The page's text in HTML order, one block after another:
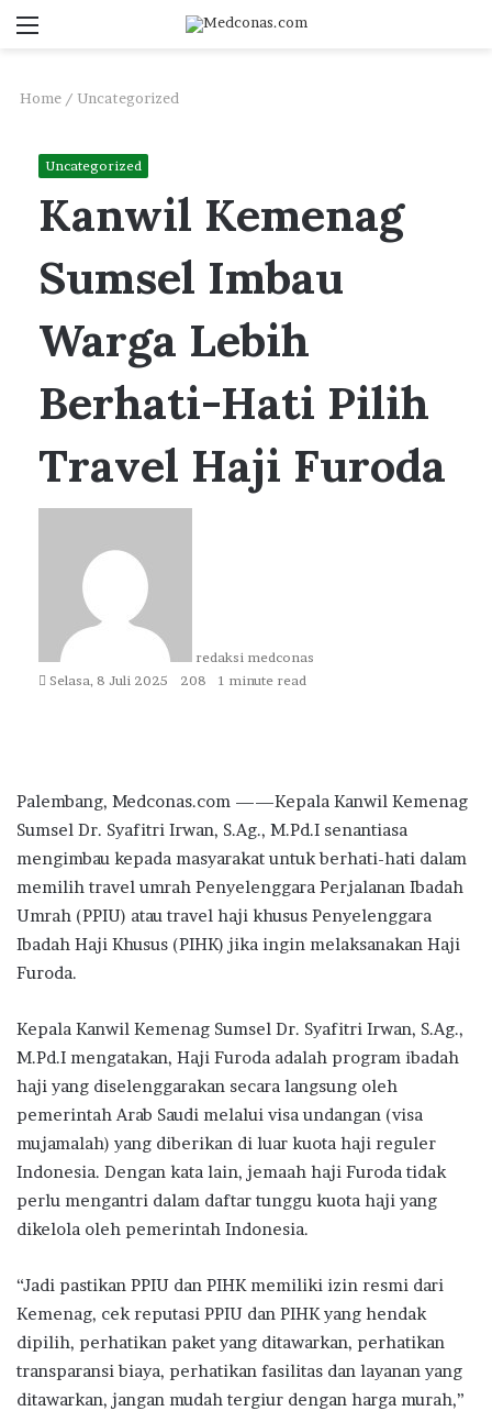
Menu
Home / Uncategorized
Uncategorized
Kanwil Kemenag
Sumsel Imbau
Warga Lebih
Berhati-Hati Pilih
Travel Haji Furoda
redaksi medconas
Selasa, 8 Juli 2025 208 1 minute read
Palembang, Medconas.com ——Kepala Kanwil Kemenag
Sumsel Dr. Syafitri Irwan, S.Ag., M.Pd.I senantiasa
mengimbau kepada masyarakat untuk berhati-hati dalam
memilih travel umrah Penyelenggara Perjalanan Ibadah
Umrah (PPIU) atau travel haji khusus Penyelenggara
Ibadah Haji Khusus (PIHK) jika ingin melaksanakan Haji
Furoda.
Kepala Kanwil Kemenag Sumsel Dr. Syafitri Irwan, S.Ag.,
M.Pd.I mengatakan, Haji Furoda adalah program ibadah
haji yang diselenggarakan secara langsung oleh
pemerintah Arab Saudi melalui visa undangan (visa
mujamalah) yang diberikan di luar kuota haji reguler
Indonesia. Dengan kata lain, jemaah haji Furoda tidak
perlu mengantri dalam daftar tunggu kuota haji yang
dikelola oleh pemerintah Indonesia.
“Jadi pastikan PPIU dan PIHK memiliki izin resmi dari
Kemenag, cek reputasi PPIU dan PIHK yang hendak
dipilih, perhatikan paket yang ditawarkan, perhatikan
transparansi biaya, perhatikan fasilitas dan layanan yang
ditawarkan, jangan mudah tergiur dengan harga murah,”